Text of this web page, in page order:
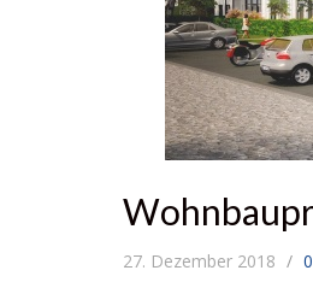
27. Dezember 2018